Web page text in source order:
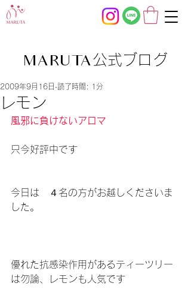
MARUTA公式ブログ
レモン
2009年9月16日 読了時間: 1分
風邪に負けないアロマ
只今好評中です
今日は　４名の方がお越しくださいま
した。
優れた抗感染作用があるティーツリー
は勿論、レモンも人気です